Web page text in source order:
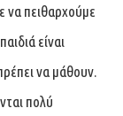
να πειθαρχούμε
είναι
να μάθουν.
πολύ